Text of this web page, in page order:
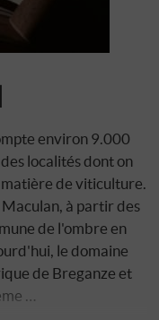
environ 9.000
localités dont on
matière de viticulture.
à partir des
de l'ombre en
le domaine
de Breganze et
…